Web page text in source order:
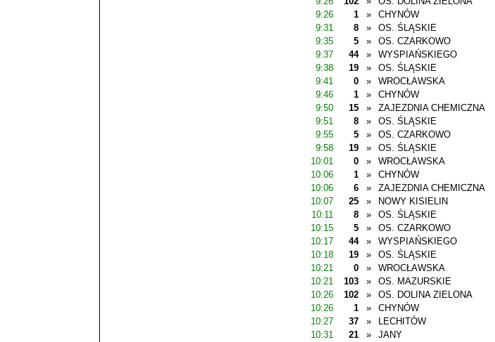
9:26
1 »
CHYNÓW
9:31
8 »
OS. ŚLĄSKIE
9:35
5 »
OS. CZARKOWO
9:37
44 »
WYSPIAŃSKIEGO
9:38
19 »
OS. ŚLĄSKIE
9:41
0 »
WROCŁAWSKA
9:46
1 »
CHYNÓW
9:50
15 »
ZAJEZDNIA CHEMICZNA
9:51
8 »
OS. ŚLĄSKIE
9:55
5 »
OS. CZARKOWO
9:58
19 »
OS. ŚLĄSKIE
10:01
0 »
WROCŁAWSKA
10:06
1 »
CHYNÓW
10:06
6 »
ZAJEZDNIA CHEMICZNA
10:07
25 »
NOWY KISIELIN
10:11
8 »
OS. ŚLĄSKIE
10:15
5 »
OS. CZARKOWO
10:17
44 »
WYSPIAŃSKIEGO
10:18
19 »
OS. ŚLĄSKIE
10:21
0 »
WROCŁAWSKA
10:21
103 »
OS. MAZURSKIE
10:26
102 »
OS. DOLINA ZIELONA
10:26
1 »
CHYNÓW
10:27
37 »
LECHITÓW
10:31
21 » JANY